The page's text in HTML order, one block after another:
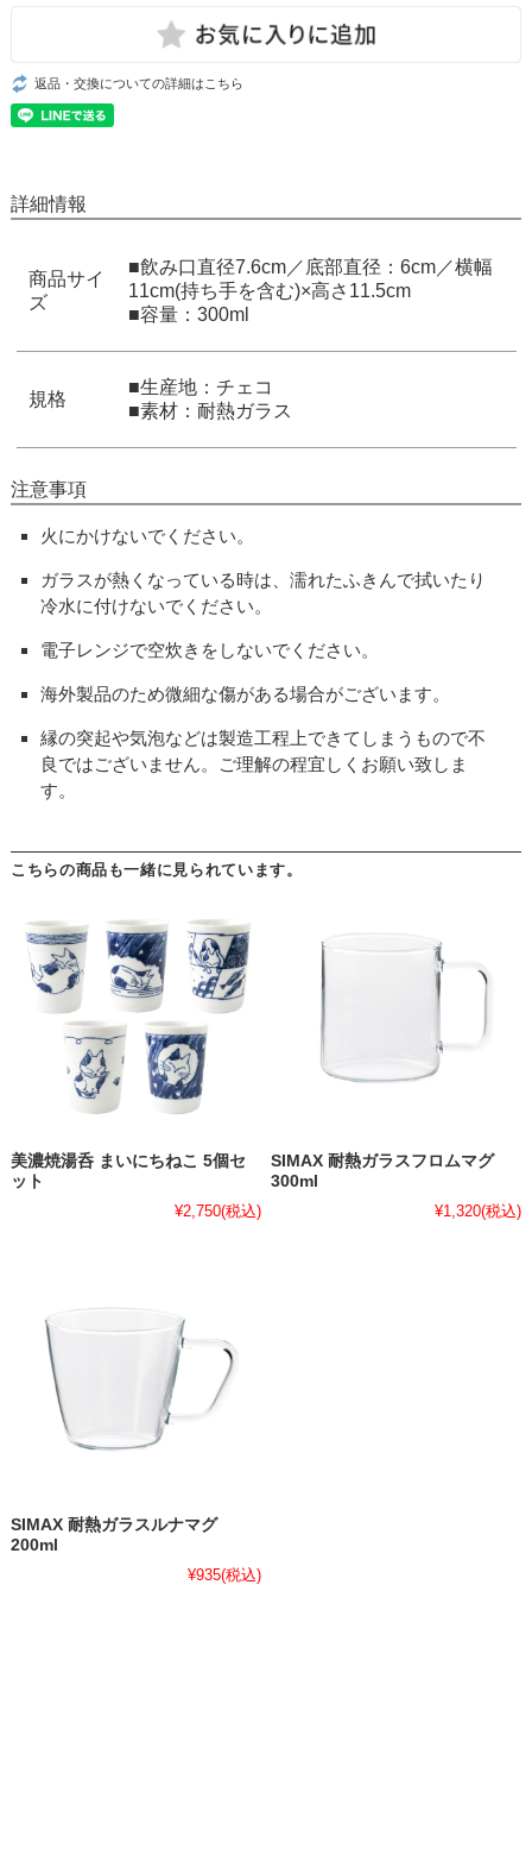
返品・交換についての詳細はこちら
詳細情報
商品サイ
ズ
■飲み口直径7.6cm／底部直径：6cm／横幅
11cm(持ち手を含む)×高さ11.5cm
■容量：300ml
規格
■生産地：チェコ
■素材：耐熱ガラス
注意事項
火にかけないでください。
ガラスが熱くなっている時は、濡れたふきんで拭いたり
冷水に付けないでください。
電子レンジで空炊きをしないでください。
海外製品のため微細な傷がある場合がございます。
縁の突起や気泡などは製造工程上できてしまうもので不
良ではございません。ご理解の程宜しくお願い致しま
す。
こちらの商品も一緒に見られています。
美濃焼湯呑 まいにちねこ 5個セ
ット
¥2,750(税込)
SIMAX 耐熱ガラスフロムマグ
300ml
¥1,320(税込)
SIMAX 耐熱ガラスルナマグ
200ml
¥935(税込)